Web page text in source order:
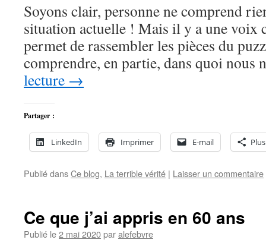
Soyons clair, personne ne comprend
situation actuelle ! Mais il y a une voix
permet de rassembler les pièces du
comprendre, en partie, dans quoi
lecture →
Partager :
LinkedIn Imprimer E-mail Plus
Publié dansCe blog, La terrible vérité | Laisser un commentaire
Ce que j’ai appris en 60 ans
Publié le2 mai 2020paralefebvre